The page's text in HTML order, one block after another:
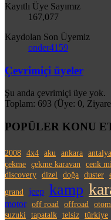
Kayıtlı Üye Sayımız
167,077
Kaydolan Son Üyemiz
onder4159
Çevrimiçi üyeler
Şu anda çevrimiçi üye yok.
Toplam: 693 (Üye: 0,
POPÜLER KONU
2008 4x4 aku ankara antalya
çekme çekme karavan cenk
discovery dizel doğa duster
grand
jeep kamp
motor off road offroad
suzuki
tapatalk telsiz türkiye